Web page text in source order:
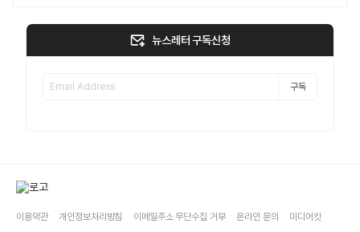
뉴스레터 구독신청
구독
이용약관 개인정보처리방침 이메일주소 무단수집 거부 온라인 문의 미디어킷